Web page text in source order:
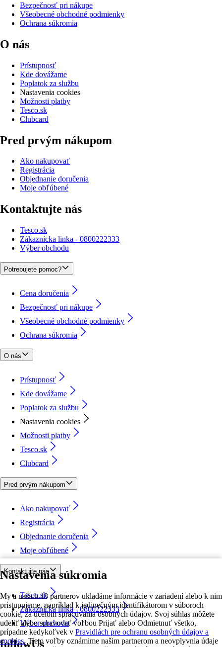
Nastavenia súkromia
My a našich 18 partnerov ukladáme informácie v zariadení alebo k nim
pristupujeme, napríklad k jedinečným identifikátorom v súboroch
cookie, za účelom spracúvania osobných údajov. Svoj súhlas môžete
udeliť alebo spravovať voľbou Prijať alebo Odmietnuť všetko,
prípadne kedykoľvek v Pravidlách pre ochranu osobných údajov a
cookies. Tieto voľby oznámime našim partnerom a neovplyvnia údaje
Bezpečnosť pri nákupe
Všeobecné obchodné podmienky
Ochrana súkromia
O nás
Prístupnosť
Kde dovážame
Poplatok za službu
Nastavenia cookies
Možnosti platby
Tesco.sk
Clubcard
Pred prvým nákupom
Ako nakupovať
Registrácia
Objednanie doručenia
Moje obľúbené
Kontaktujte nás
Tesco.sk
Zákaznícka linka - 0800222333
Výber obchodu
Potrebujete pomoc?
Cena doručenia
Bezpečnosť pri nákupe
Všeobecné obchodné podmienky
Ochrana súkromia
O nás
Prístupnosť
Kde dovážame
Poplatok za službu
Nastavenia cookies
Možnosti platby
Tesco.sk
Clubcard
Pred prvým nákupom
Ako nakupovať
Registrácia
Objednanie doručenia
Moje obľúbené
Kontaktujte nás
Tesco.sk
Zákaznícka linka - 0800222333
Výber obchodu
followUs